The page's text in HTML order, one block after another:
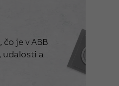
je v ABB
udalosti a